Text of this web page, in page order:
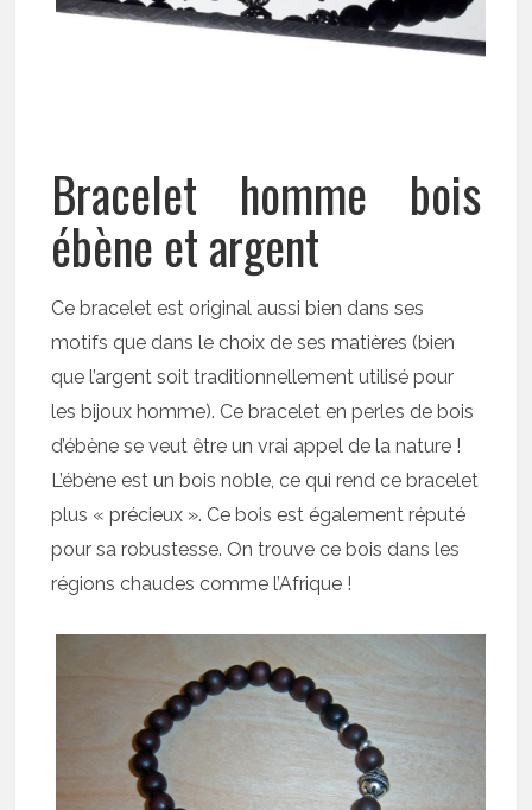
Bracelet homme bois
ébène et argent
Ce bracelet est original aussi bien dans ses
motifs que dans le choix de ses matières (bien
que l’argent soit traditionnellement utilisé pour
les bijoux homme). Ce bracelet en perles de bois
d’ébène se veut être un vrai appel de la nature !
L’ébène est un bois noble, ce qui rend ce bracelet
plus « précieux ». Ce bois est également réputé
pour sa robustesse. On trouve ce bois dans les
régions chaudes comme l’Afrique !